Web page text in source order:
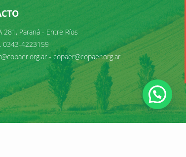
281, Paraná - Entre Ríos
0343-4223159
-copaer@copaer.org.ar